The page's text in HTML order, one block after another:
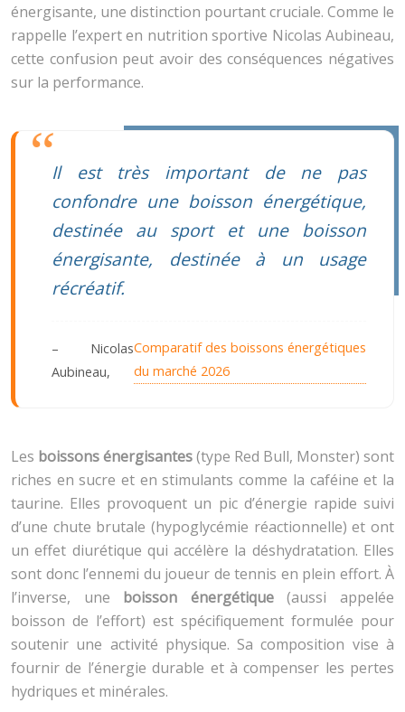
énergisante, une distinction pourtant cruciale. Comme le
rappelle l’expert en nutrition sportive Nicolas Aubineau,
cette confusion peut avoir des conséquences négatives
sur la performance.
Il est très important de ne pas
confondre une boisson énergétique,
destinée au sport et une boisson
énergisante, destinée à un usage
récréatif.
– Nicolas
Aubineau,
Comparatif des boissons énergétiques
du marché 2026
Les boissons énergisantes(type Red Bull, Monster) sont
riches en sucre et en stimulants comme la caféine et la
taurine. Elles provoquent un pic d’énergie rapide suivi
d’une chute brutale (hypoglycémie réactionnelle) et ont
un effet diurétique qui accélère la déshydratation. Elles
sont donc l’ennemi du joueur de tennis en plein effort. À
l’inverse, une boisson énergétique(aussi appelée
boisson de l’effort) est spécifiquement formulée pour
soutenir une activité physique. Sa composition vise à
fournir de l’énergie durable et à compenser les pertes
hydriques et minérales.